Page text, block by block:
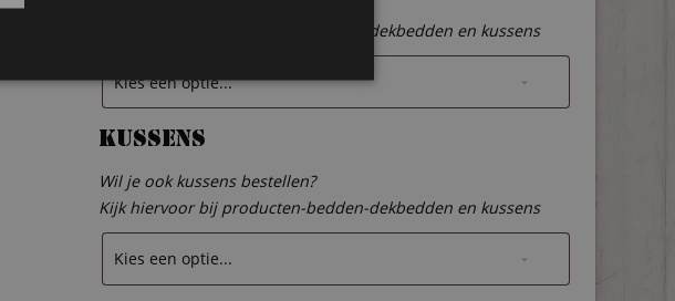
Kijk hiervoor bij producten-bedden-dekbedden en kussens
Kussens
Wil je ook kussens bestellen?
Kijk hiervoor bij producten-bedden-dekbedden en kussens